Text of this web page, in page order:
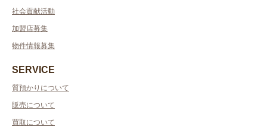
社会貢献活動
加盟店募集
物件情報募集
SERVICE
質預かりについて
販売について
買取について